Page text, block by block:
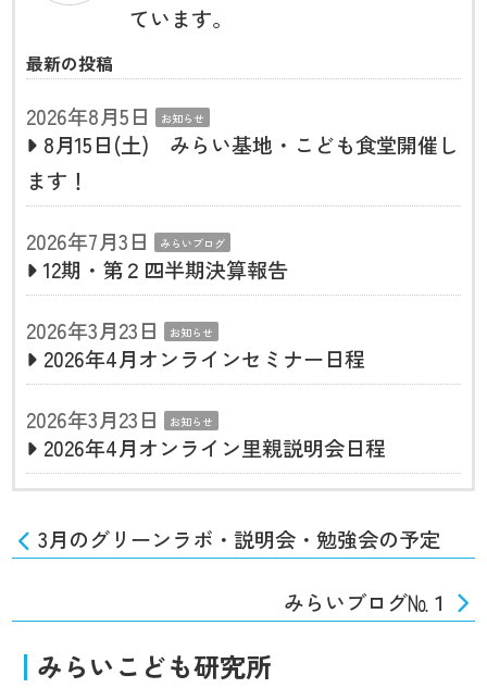
ています。
最新の投稿
2026年8月5日 お知らせ
8月15日(土) みらい基地・こども食堂開催し
ます！
2026年7月3日
みらいブログ
12期・第２四半期決算報告
2026年3月23日
お知らせ
2026年4月オンラインセミナー日程
2026年3月23日
お知らせ
2026年4月オンライン里親説明会日程
3月のグリーンラボ・説明会・勉強会の予定
みらいブログ№１
みらいこども研究所